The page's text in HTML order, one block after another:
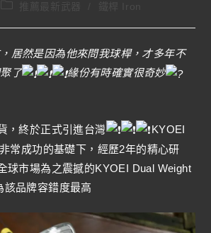
鐵桿 Iron
居然是因為他來問我球桿，才多年不
了
緣份有時確實很奇妙
，終於正式引進台灣
KYOEI
常成功的基礎下，經歷2年的精心研
球市場為之震撼的KYOEI Dual Weight
該品牌容錯度最高